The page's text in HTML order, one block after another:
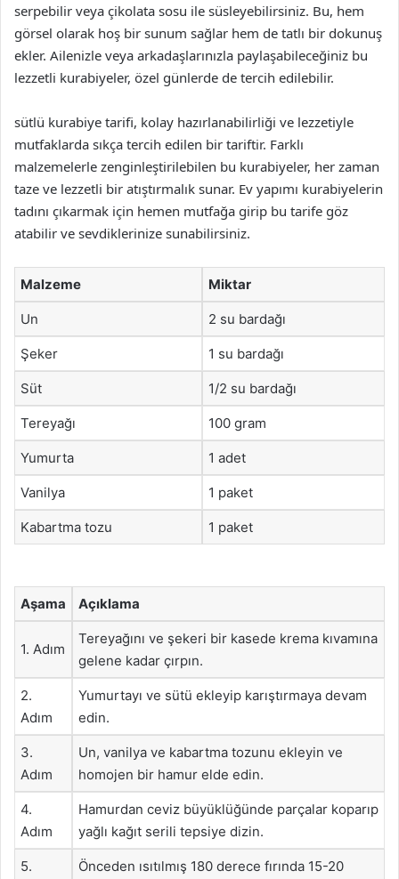
serpebilir veya çikolata sosu ile süsleyebilirsiniz. Bu, hem
görsel olarak hoş bir sunum sağlar hem de tatlı bir dokunuş
ekler. Ailenizle veya arkadaşlarınızla paylaşabileceğiniz bu
lezzetli kurabiyeler, özel günlerde de tercih edilebilir.
sütlü kurabiye tarifi, kolay hazırlanabilirliği ve lezzetiyle
mutfaklarda sıkça tercih edilen bir tariftir. Farklı
malzemelerle zenginleştirilebilen bu kurabiyeler, her zaman
taze ve lezzetli bir atıştırmalık sunar. Ev yapımı kurabiyelerin
tadını çıkarmak için hemen mutfağa girip bu tarife göz
atabilir ve sevdiklerinize sunabilirsiniz.
Malzeme Miktar
Un 2 su bardağı
Şeker 1 su bardağı
Süt 1/2 su bardağı
Tereyağı 100 gram
Yumurta 1 adet
Vanilya 1 paket
Kabartma tozu 1 paket
Aşama Açıklama
1. Adım
Tereyağını ve şekeri bir kasede krema kıvamına
gelene kadar çırpın.
2.
Adım
Yumurtayı ve sütü ekleyip karıştırmaya devam
edin.
3.
Adım
Un, vanilya ve kabartma tozunu ekleyin ve
homojen bir hamur elde edin.
4.
Adım
Hamurdan ceviz büyüklüğünde parçalar koparıp
yağlı kağıt serili tepsiye dizin.
5.
Önceden ısıtılmış 180 derece fırında 15-20